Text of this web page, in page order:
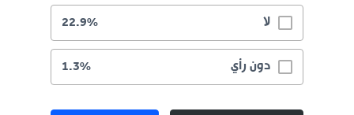
لا 22.9%
دون رأي 1.3%